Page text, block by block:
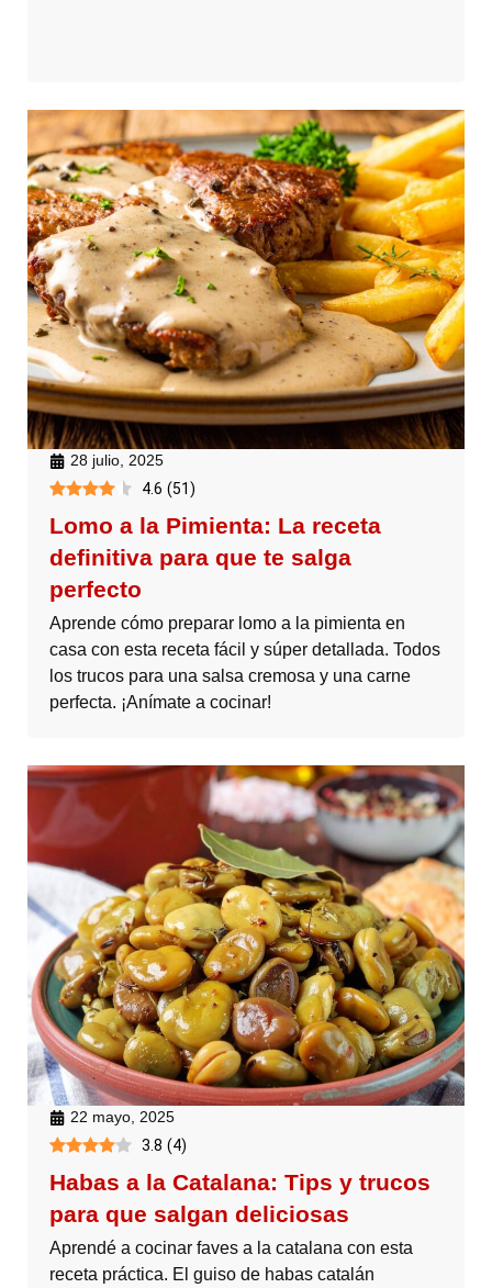
28 julio, 2025
4.6 (51)
Lomo a la Pimienta: La receta
definitiva para que te salga
perfecto
Aprende cómo preparar lomo a la pimienta en
casa con esta receta fácil y súper detallada. Todos
los trucos para una salsa cremosa y una carne
perfecta. ¡Anímate a cocinar!
22 mayo, 2025
3.8 (4)
Habas a la Catalana: Tips y trucos
para que salgan deliciosas
Aprendé a cocinar faves a la catalana con esta
receta práctica. El guiso de habas catalán